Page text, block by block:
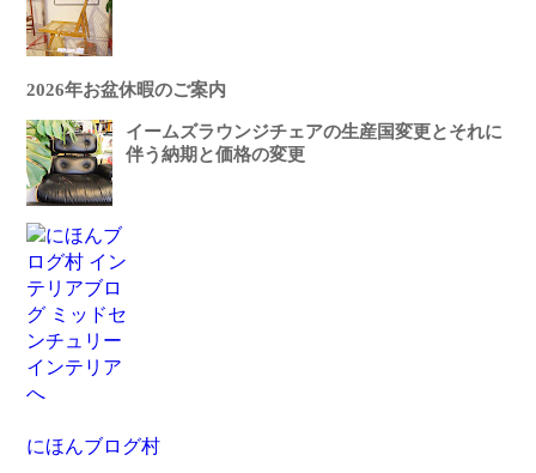
2026年お盆休暇のご案内
イームズラウンジチェアの生産国変更とそれに
伴う納期と価格の変更
にほんブログ村